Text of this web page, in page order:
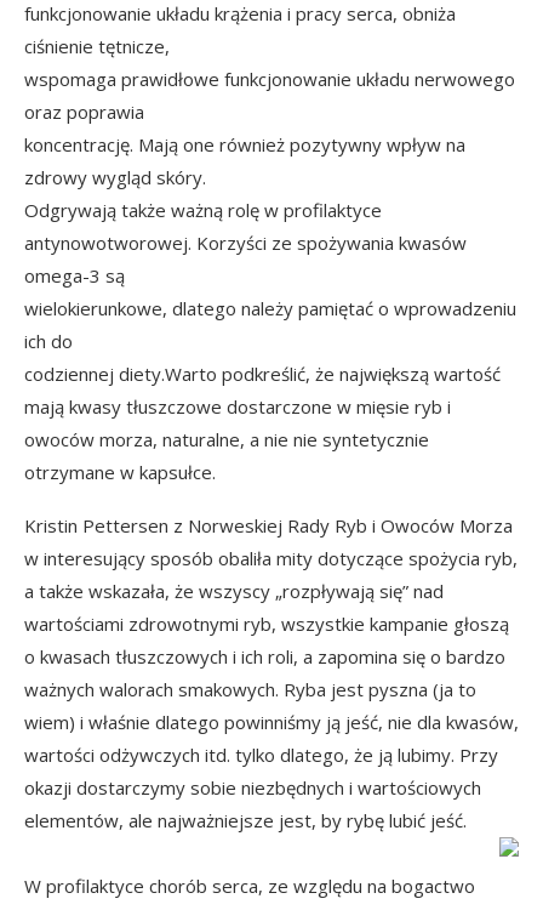
funkcjonowanie układu krążenia i pracy serca, obniża
ciśnienie tętnicze,
wspomaga prawidłowe funkcjonowanie układu nerwowego
oraz poprawia
koncentrację. Mają one również pozytywny wpływ na
zdrowy wygląd skóry.
Odgrywają także ważną rolę w profilaktyce
antynowotworowej. Korzyści ze spożywania kwasów
omega-3 są
wielokierunkowe, dlatego należy pamiętać o wprowadzeniu
ich do
codziennej diety.Warto podkreślić, że największą wartość
mają kwasy tłuszczowe dostarczone w mięsie ryb i
owoców morza, naturalne, a nie nie syntetycznie
otrzymane w kapsułce.
Kristin Pettersen z Norweskiej Rady Ryb i Owoców Morza
w interesujący sposób obaliła mity dotyczące spożycia ryb,
a także wskazała, że wszyscy „rozpływają się” nad
wartościami zdrowotnymi ryb, wszystkie kampanie głoszą
o kwasach tłuszczowych i ich roli, a zapomina się o bardzo
ważnych walorach smakowych. Ryba jest pyszna (ja to
wiem) i właśnie dlatego powinniśmy ją jeść, nie dla kwasów,
wartości odżywczych itd. tylko dlatego, że ją lubimy. Przy
okazji dostarczymy sobie niezbędnych i wartościowych
elementów, ale najważniejsze jest, by rybę lubić jeść.
W profilaktyce chorób serca, ze względu na bogactwo